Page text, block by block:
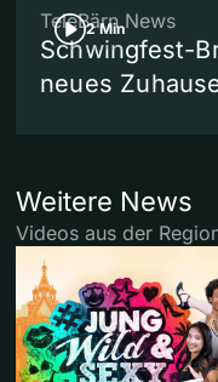
2 Min
TeleBärn News
Schwingfest-
neues
Weitere News
Videos aus der